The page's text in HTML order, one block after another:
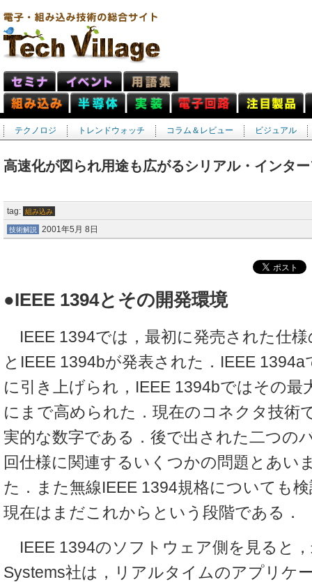
テクノロジ トレンドウォッチ コラム＆レビュー ビジュアル
高速化が図られ用途も広がるシリアル・インタ
tag: 組み込み
技術解説 2001年5月 8日
●IEEE 1394とその開発環境
IEEE 1394では，最初に発売された仕様
とIEEE 1394bが発表された．IEEE
に引き上げられ，IEEE 1394bではその最
にまで高められた．現在のコネクタ技術
実的な数字である．後で出された二つの
回仕様に関連するいくつかの問題とあい
た．また無線IEEE 1394規格についても
現在はまだこれからという段階である．
IEEE 1394のソフトウェア側を見ると
Systems社は，リアルタイムのアプリケ